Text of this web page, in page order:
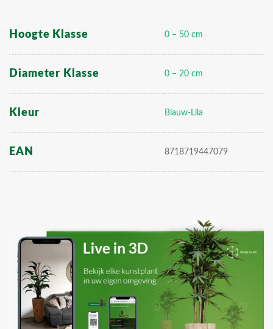
Hoogte Klasse 0 – 50 cm
Diameter Klasse 0 – 20 cm
Kleur Blauw-Lila
EAN 8718719447079